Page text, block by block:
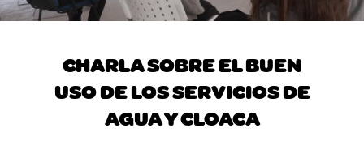
CHARLA SOBRE EL BUEN
USO DE LOS SERVICIOS DE
AGUA Y CLOACA